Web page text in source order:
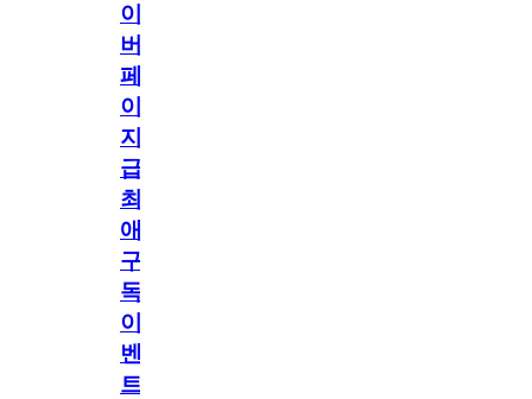
이
버
페
이
지
급!
최
애
구
독
이
벤
트